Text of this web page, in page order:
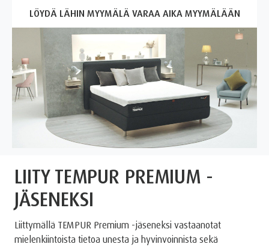
LÖYDÄ LÄHIN MYYMÄLÄ
VARAA AIKA MYYMÄLÄÄN
LIITY TEMPUR PREMIUM -
JÄSENEKSI
Liittymällä TEMPUR Premium -jäseneksi vastaanotat
mielenkiintoista tietoa unesta ja hyvinvoinnista sekä